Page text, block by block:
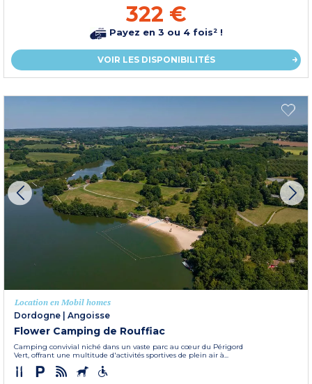
322 €
Payez en 3 ou 4 fois² !
VOIR LES DISPONIBILITÉS
Location en Mobil homes
Dordogne
Angoisse
Flower Camping de Rouffiac
Camping convivial niché dans un vaste parc au cœur du Périgord
Vert, offrant une multitude d'activités sportives de plein air à...